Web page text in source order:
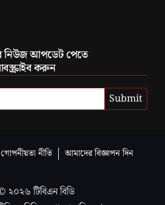
নিউজ আপডেট পেতে
করুন
Submit
গোপনীয়তা নীতি আমাদের বিজ্ঞাপন দিন
২০২৬ টিবিএন বিডি